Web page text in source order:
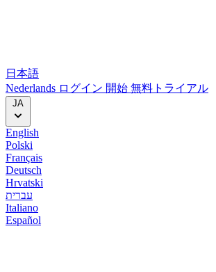
日本語
Nederlands ログイン 開始 無料トライアル
JA
English
Polski
Français
Deutsch
Hrvatski
עברית
Italiano
Español